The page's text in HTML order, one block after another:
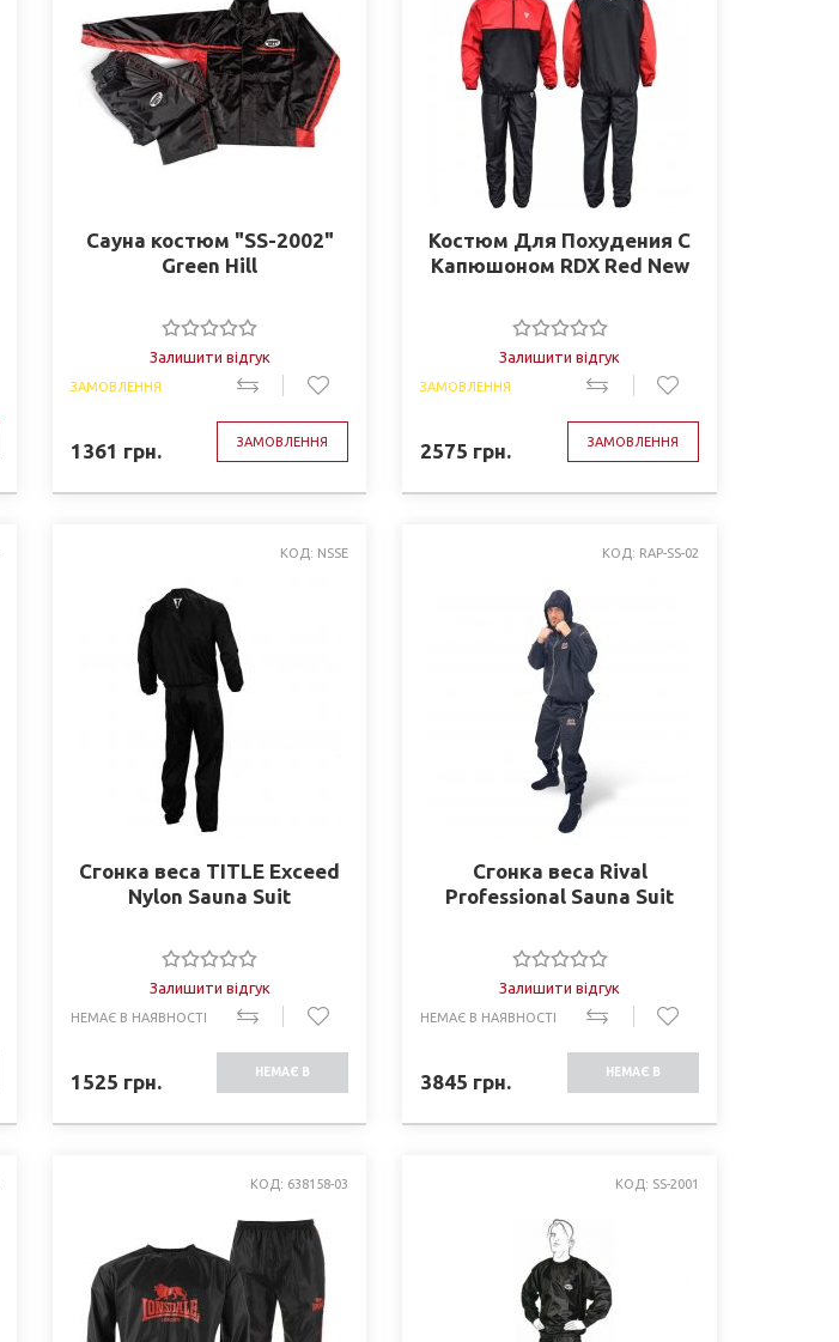
Сауна костюм "SS-2002"
Green Hill
Залишити відгук
ЗАМОВЛЕННЯ
1361 грн. ЗАМОВЛЕННЯ
Костюм Для Похудения С
Капюшоном RDX Red New
Залишити відгук
ЗАМОВЛЕННЯ
2575 грн. ЗАМОВЛЕННЯ
КОД: NSSE
Сгонка веса TITLE Exceed
Nylon Sauna Suit
Залишити відгук
НЕМАЄ В НАЯВНОСТІ
1525 грн. НЕМАЄ В
КОД: RAP-SS-02
Сгонка веса Rival
Professional Sauna Suit
Залишити відгук
НЕМАЄ В НАЯВНОСТІ
3845 грн. НЕМАЄ В
КОД: 638158-03 КОД: SS-2001